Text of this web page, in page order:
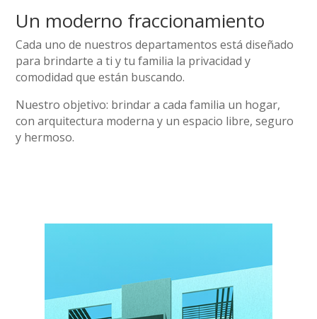
Un moderno fraccionamiento
Cada uno de nuestros departamentos está diseñado
para brindarte a ti y tu familia la privacidad y
comodidad que están buscando.
Nuestro objetivo: brindar a cada familia un hogar,
con arquitectura moderna y un espacio libre, seguro
y hermoso.